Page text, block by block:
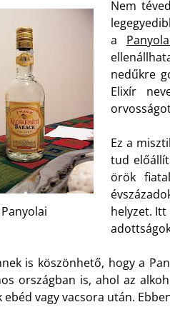
Panyolai
Nem
a
nedűkre
Elixír
Ez a
tud
örök
helyzet.
is köszönhető, hogy a
országban is, ahol az
ebéd vagy vacsora után.